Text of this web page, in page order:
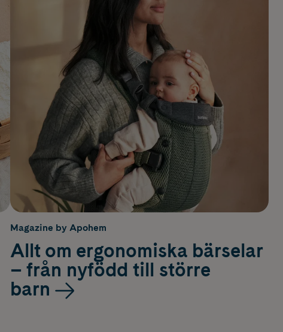
Magazine by Apohem
Allt om ergonomiska bärselar
– från nyfödd till större
barn